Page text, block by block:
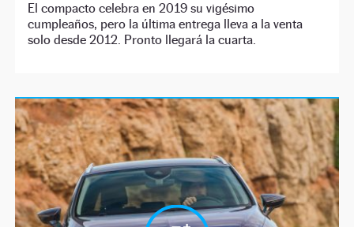
El compacto celebra en 2019 su vigésimo
cumpleaños, pero la última entrega lleva a la venta
solo desde 2012. Pronto llegará la cuarta.